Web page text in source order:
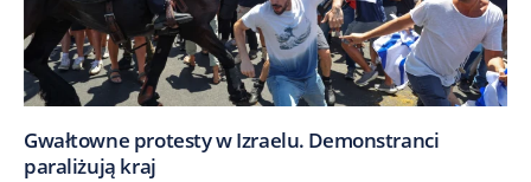
Gwałtowne protesty w Izraelu. Demonstranci
paraliżują kraj